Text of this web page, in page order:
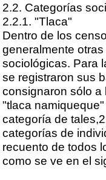
2.2. Categorías
2.2.1. "Tlaca"
Dentro de los
generalmente
sociológicas. Para
se registraron sus
consignaron sólo a
"tlaca
categoría de
categorías de
recuento de todos
como se ve en el